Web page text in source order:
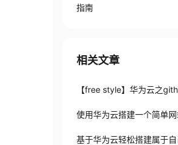
指南
相关文章
【free style】华为云之
使用华为云搭建一个简单网
基于华为云轻松搭建属于